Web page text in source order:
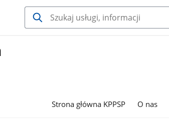
Strona główna KPPSP O nas